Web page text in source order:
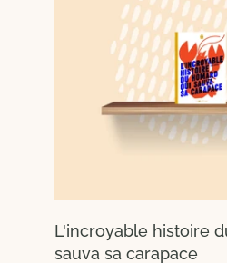
L'incroyable histoire
sauva sa carapace